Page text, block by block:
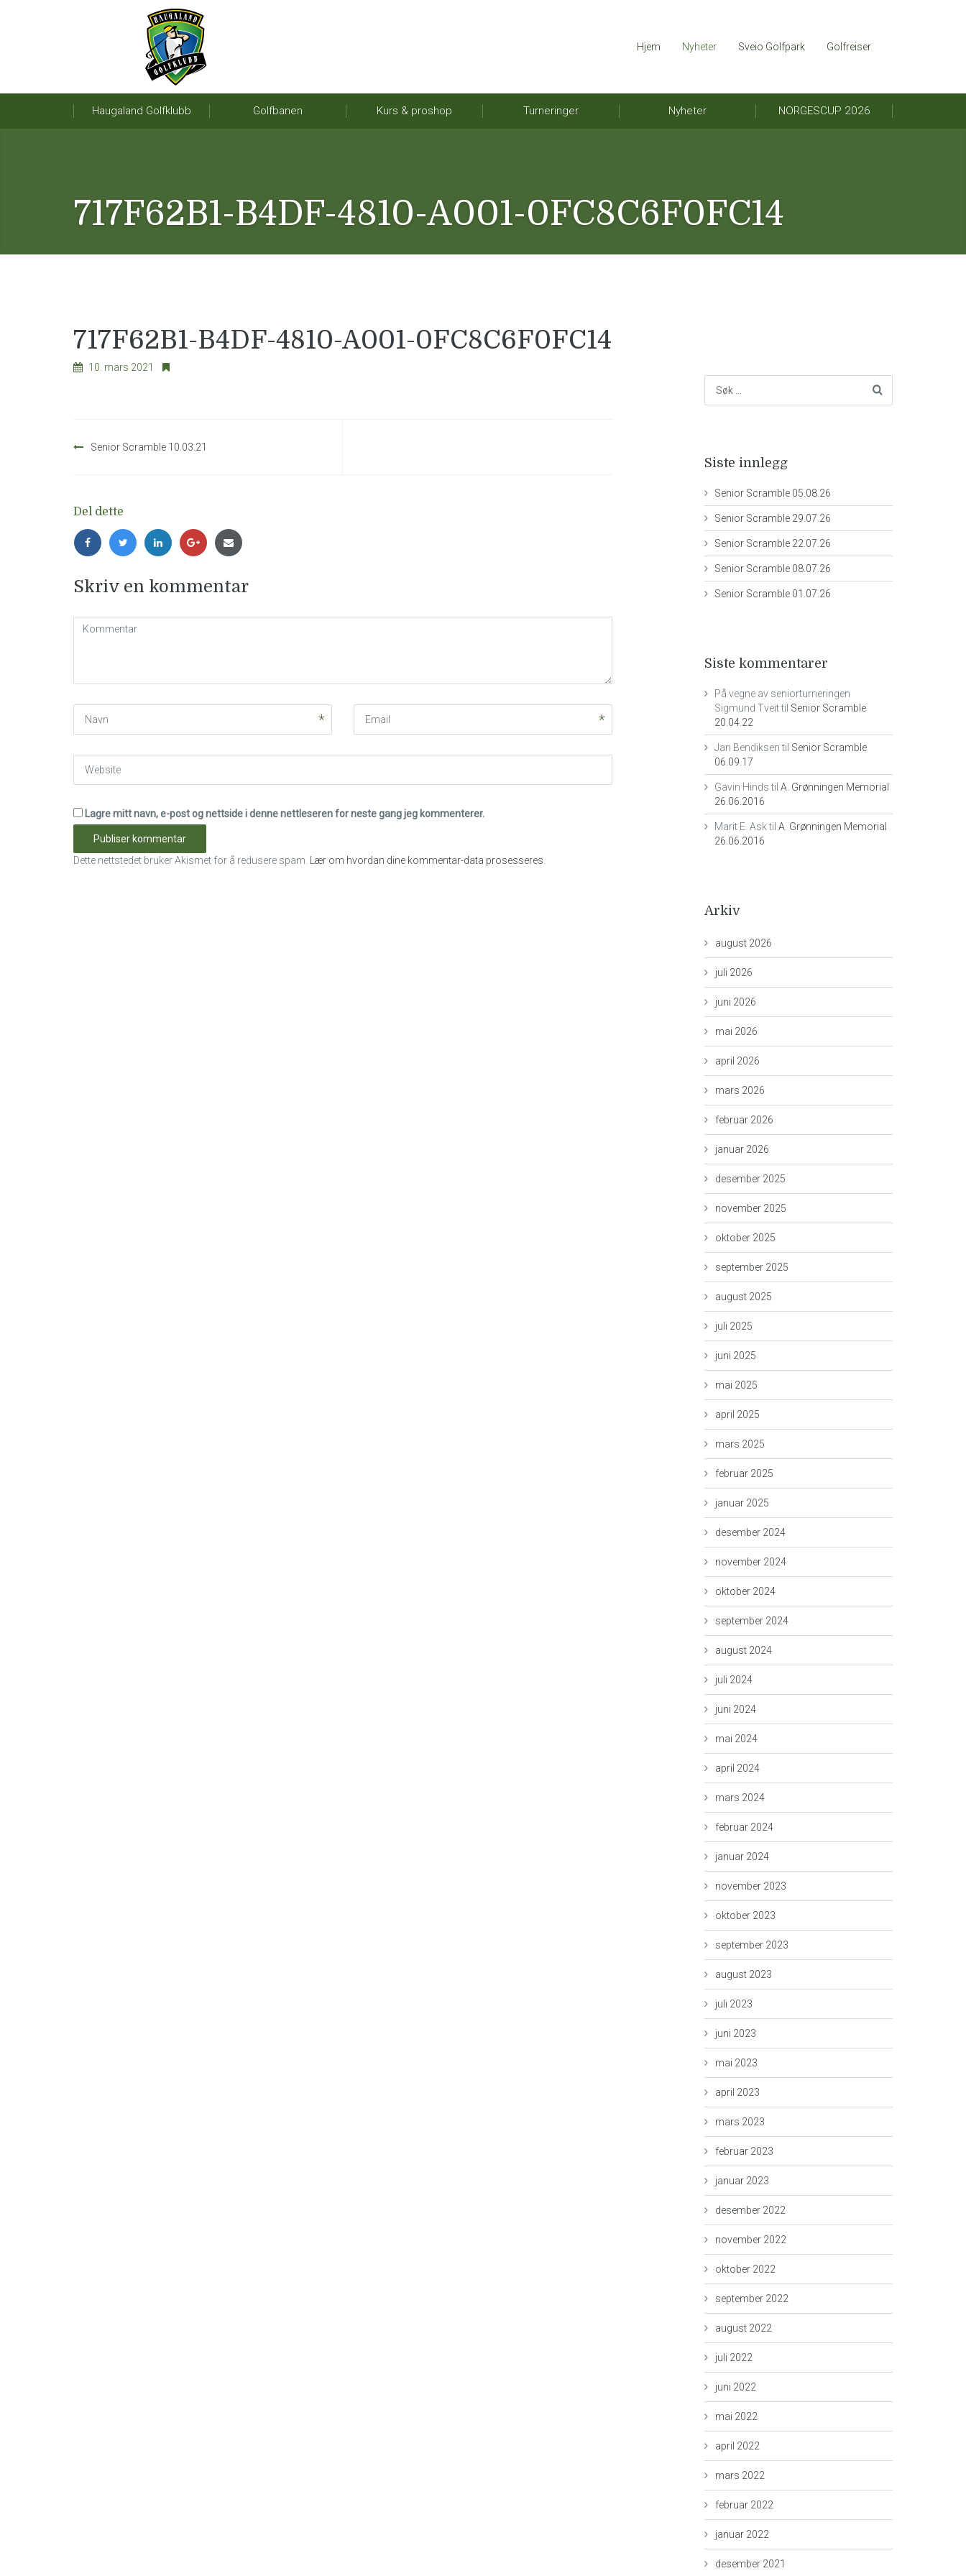
Hjem Nyheter Sveio Golfpark Golfreiser
Haugaland Golfklubb Golfbanen Kurs & proshop Turneringer Nyheter NORGESCUP 2026
717F62B1-B4DF-4810-A001-0FC8C6F0FC14
717F62B1-B4DF-4810-A001-0FC8C6F0FC14
10. mars 2021
Senior Scramble 10.03.21
Del dette
Skriv en kommentar
Kommentar
Lagre mitt navn, e-post og nettside i denne nettleseren for neste gang jeg kommenterer.
Dette nettstedet bruker Akismet for å redusere spam. Lær om hvordan dine kommentar-data prosesseres
Siste innlegg
Senior Scramble 05.08.26
Senior Scramble 29.07.26
Senior Scramble 22.07.26
Senior Scramble 08.07.26
Senior Scramble 01.07.26
Siste kommentarer
På vegne av seniorturneringen
Sigmund Tveittil Senior Scramble
20.04.22
Jan Bendiksentil Senior Scramble
06.09.17
Gavin Hindstil A. Grønningen Memorial
26.06.2016
Marit E. Asktil A. Grønningen Memorial
26.06.2016
Arkiv
august 2026
juli 2026
juni 2026
mai 2026
april 2026
mars 2026
februar 2026
januar 2026
desember 2025
november 2025
oktober 2025
september 2025
august 2025
juli 2025
juni 2025
mai 2025
april 2025
mars 2025
februar 2025
januar 2025
desember 2024
november 2024
oktober 2024
september 2024
august 2024
juli 2024
juni 2024
mai 2024
april 2024
mars 2024
februar 2024
januar 2024
november 2023
oktober 2023
september 2023
august 2023
juli 2023
juni 2023
mai 2023
april 2023
mars 2023
februar 2023
januar 2023
desember 2022
november 2022
oktober 2022
september 2022
august 2022
juli 2022
juni 2022
mai 2022
april 2022
mars 2022
februar 2022
januar 2022
desember 2021